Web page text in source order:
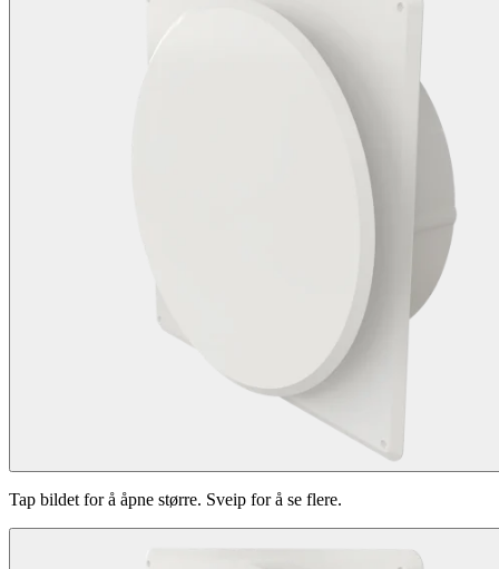
Tap bildet for å åpne større. Sveip for å se flere.